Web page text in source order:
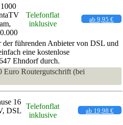
Telefonflat
inklusive
ab 9,95 €
führenden Anbieter von DSL und
eine kostenlose
Ehndorf durch.
Euro Routergutschrift (bei
16
DSL
Telefonflat
inklusive
ab 19,98 €